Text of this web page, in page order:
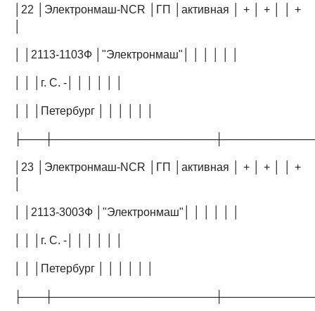
│22 │Электронмаш-NCR │ГП │активная │ + │ + │ │ +
│ │2113-1103Ф │"Электронмаш"│ │ │ │ │ │
│ │ │г. С. -│ │ │ │ │ │
│ │ │Петербург │ │ │ │ │ │
│23 │Электронмаш-NCR │ГП │активная │ + │ + │ │ +
│ │2113-3003Ф │"Электронмаш"│ │ │ │ │ │
│ │ │г. С. -│ │ │ │ │ │
│ │ │Петербург │ │ │ │ │ │